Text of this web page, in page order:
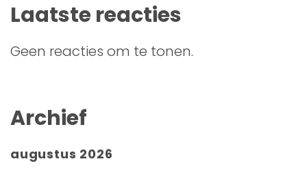
Laatste reacties
Geen reacties om te tonen.
Archief
augustus 2026